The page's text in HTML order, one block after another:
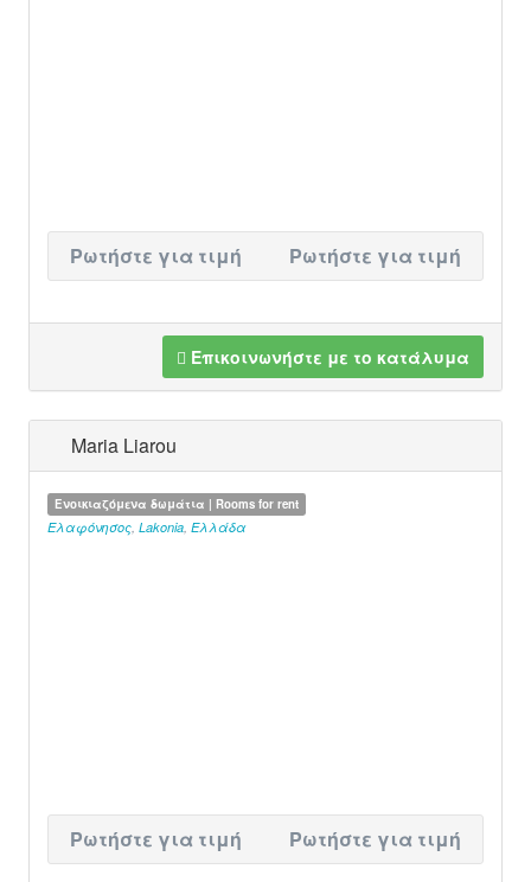
Ρωτήστε για τιμή Ρωτήστε για τιμή
Επικοινωνήστε με το κατάλυμα
Maria Liarou
Ενοικιαζόμενα δωμάτια | Rooms for rent
Ελαφόνησος, Lakonia, Ελλάδα
Ρωτήστε για τιμή Ρωτήστε για τιμή